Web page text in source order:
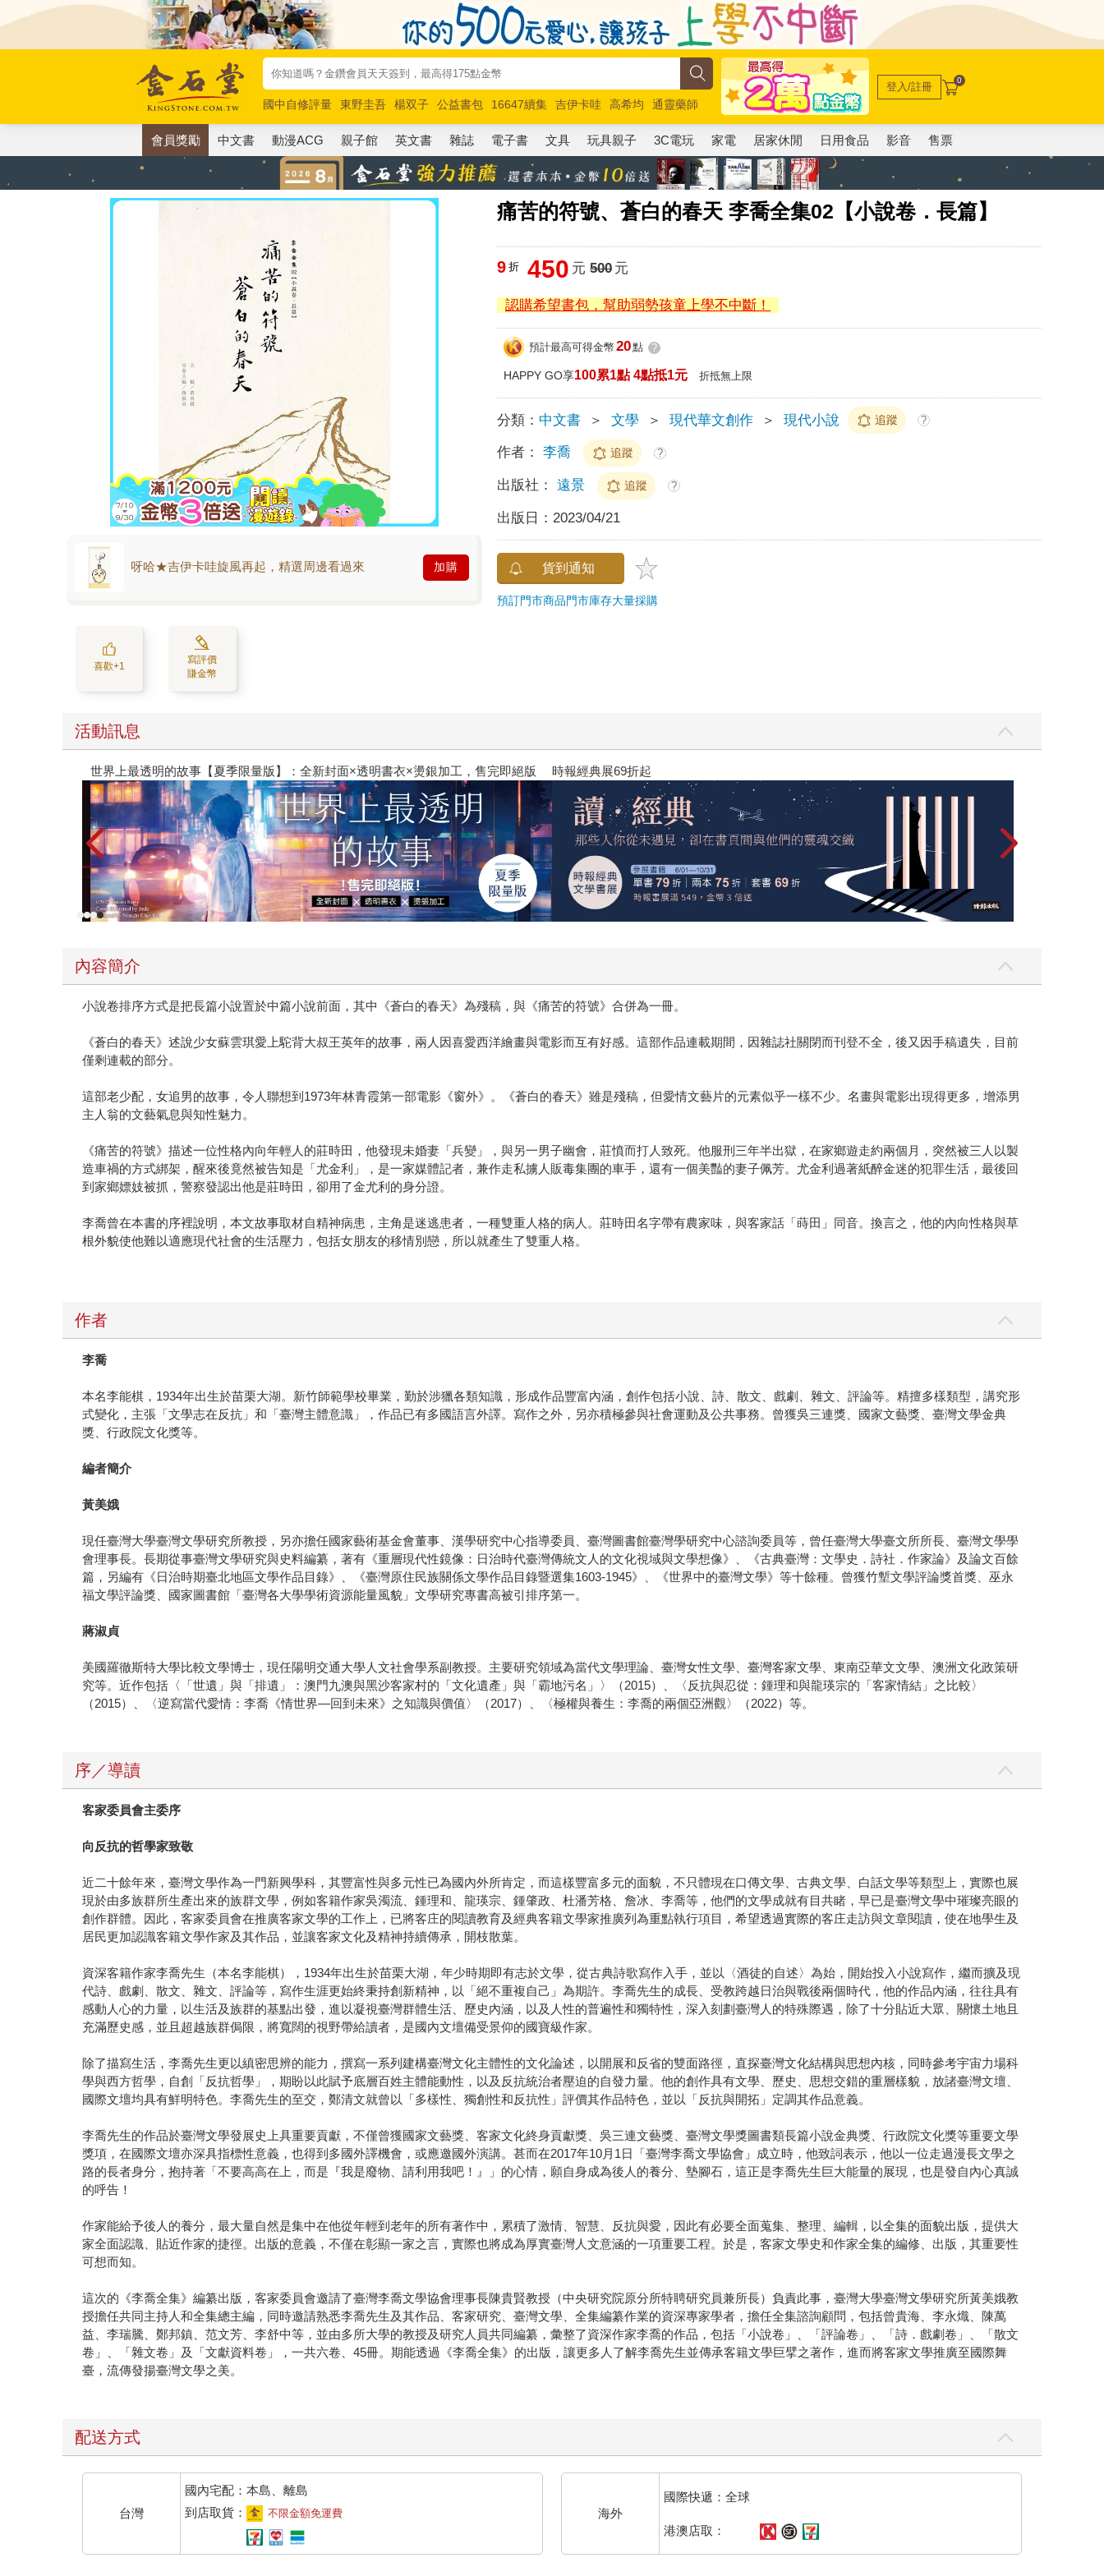
國中自修評量 東野圭吾 楊双子 公益書包 16647續集 吉伊卡哇 高希均
通靈藥師
唯紅花綻放
奧德賽 路邊攤新作 馬斯克 玩具總動員5 超慢跑
登入/註冊 0
會員獎勵 中文書 動漫ACG 親子館 英文書 雜誌 電子書 文具 玩具親子 3C電玩 家電 居家休閒 日用食品 影音 售票
痛苦的符號、蒼白的春天 李喬全集02【小說卷．長篇】
呀哈★吉伊卡哇旋風再起，精選周邊看過來 加購
喜歡+1
寫評價
賺金幣
9 折 450 元 500元
認購希望書包，幫助弱勢孩童上學不中斷！
預計最高可得金幣 20點 ?
HAPPY GO享100累1點 4點抵1元 折抵無上限
分類： 中文書 ＞ 文學 ＞ 現代華文創作 ＞ 現代小說 追蹤 ?
作者： 李喬 追蹤 ?
出版社： 遠景 追蹤 ?
出版日： 2023/04/21
貨到通知
預訂門市商品門市庫存大量採購
活動訊息
世界上最透明的故事【夏季限量版】：全新封面×透明書衣×燙銀加工，售完即絕版 時報經典展69折起
內容簡介
小說卷排序方式是把長篇小說置於中篇小說前面，其中《蒼白的春天》為殘稿，與《痛苦的符號》合併為一冊。
《蒼白的春天》述說少女蘇雲琪愛上駝背大叔王英年的故事，兩人因喜愛西洋繪畫與電影而互有好感。這部作品連載期間，因雜誌社關閉而刊登不全，後又因手稿遺失，目前
僅剩連載的部分。
這部老少配，女追男的故事，令人聯想到1973年林青霞第一部電影《窗外》。《蒼白的春天》雖是殘稿，但愛情文藝片的元素似乎一樣不少。名畫與電影出現得更多，增添男
主人翁的文藝氣息與知性魅力。
《痛苦的符號》描述一位性格內向年輕人的莊時田，他發現未婚妻「兵變」，與另一男子幽會，莊憤而打人致死。他服刑三年半出獄，在家鄉遊走約兩個月，突然被三人以製
造車禍的方式綁架，醒來後竟然被告知是「尤金利」，是一家媒體記者，兼作走私擄人販毒集團的車手，還有一個美豔的妻子佩芳。尤金利過著紙醉金迷的犯罪生活，最後回
到家鄉嫖妓被抓，警察發認出他是莊時田，卻用了金尤利的身分證。
李喬曾在本書的序裡說明，本文故事取材自精神病患，主角是迷逃患者，一種雙重人格的病人。莊時田名字帶有農家味，與客家話「蒔田」同音。換言之，他的內向性格與草
根外貌使他難以適應現代社會的生活壓力，包括女朋友的移情別戀，所以就產生了雙重人格。
作者
李喬
本名李能棋，1934年出生於苗栗大湖。新竹師範學校畢業，勤於涉獵各類知識，形成作品豐富內涵，創作包括小說、詩、散文、戲劇、雜文、評論等。精擅多樣類型，講究形
式變化，主張「文學志在反抗」和「臺灣主體意識」，作品已有多國語言外譯。寫作之外，另亦積極參與社會運動及公共事務。曾獲吳三連獎、國家文藝獎、臺灣文學金典
獎、行政院文化獎等。
編者簡介
黃美娥
現任臺灣大學臺灣文學研究所教授，另亦擔任國家藝術基金會董事、漢學研究中心指導委員、臺灣圖書館臺灣學研究中心諮詢委員等，曾任臺灣大學臺文所所長、臺灣文學學
會理事長。長期從事臺灣文學研究與史料編纂，著有《重層現代性鏡像：日治時代臺灣傳統文人的文化視域與文學想像》、《古典臺灣：文學史．詩社．作家論》及論文百餘
篇，另編有《日治時期臺北地區文學作品目錄》、《臺灣原住民族關係文學作品目錄暨選集1603-1945》、《世界中的臺灣文學》等十餘種。曾獲竹塹文學評論獎首獎、巫永
福文學評論獎、國家圖書館「臺灣各大學學術資源能量風貌」文學研究專書高被引排序第一。
蔣淑貞
美國羅徹斯特大學比較文學博士，現任陽明交通大學人文社會學系副教授。主要研究領域為當代文學理論、臺灣女性文學、臺灣客家文學、東南亞華文文學、澳洲文化政策研
究等。近作包括〈「世遺」與「排遺」：澳門九澳與黑沙客家村的「文化遺產」與「霸地污名」〉（2015）、〈反抗與忍從：鍾理和與龍瑛宗的「客家情結」之比較〉
（2015）、〈逆寫當代愛情：李喬《情世界—回到未來》之知識與價值〉（2017）、〈極權與養生：李喬的兩個亞洲觀〉（2022）等。
序／導讀
客家委員會主委序
向反抗的哲學家致敬
近二十餘年來，臺灣文學作為一門新興學科，其豐富性與多元性已為國內外所肯定，而這樣豐富多元的面貌，不只體現在口傳文學、古典文學、白話文學等類型上，實際也展
現於由多族群所生產出來的族群文學，例如客籍作家吳濁流、鍾理和、龍瑛宗、鍾肇政、杜潘芳格、詹冰、李喬等，他們的文學成就有目共睹，早已是臺灣文學中璀璨亮眼的
創作群體。因此，客家委員會在推廣客家文學的工作上，已將客庄的閱讀教育及經典客籍文學家推廣列為重點執行項目，希望透過實際的客庄走訪與文章閱讀，使在地學生及
居民更加認識客籍文學作家及其作品，並讓客家文化及精神持續傳承，開枝散葉。
資深客籍作家李喬先生（本名李能棋），1934年出生於苗栗大湖，年少時期即有志於文學，從古典詩歌寫作入手，並以〈酒徒的自述〉為始，開始投入小說寫作，繼而擴及現
代詩、戲劇、散文、雜文、評論等，寫作生涯更始終秉持創新精神，以「絕不重複自己」為期許。李喬先生的成長、受教跨越日治與戰後兩個時代，他的作品內涵，往往具有
感動人心的力量，以生活及族群的基點出發，進以凝視臺灣群體生活、歷史內涵，以及人性的普遍性和獨特性，深入刻劃臺灣人的特殊際遇，除了十分貼近大眾、關懷土地且
充滿歷史感，並且超越族群侷限，將寬闊的視野帶給讀者，是國內文壇備受景仰的國寶級作家。
除了描寫生活，李喬先生更以縝密思辨的能力，撰寫一系列建構臺灣文化主體性的文化論述，以開展和反省的雙面路徑，直探臺灣文化結構與思想內核，同時參考宇宙力場科
學與西方哲學，自創「反抗哲學」，期盼以此賦予底層百姓主體能動性，以及反抗統治者壓迫的自發力量。他的創作具有文學、歷史、思想交錯的重層樣貌，放諸臺灣文壇、
國際文壇均具有鮮明特色。李喬先生的至交，鄭清文就曾以「多樣性、獨創性和反抗性」評價其作品特色，並以「反抗與開拓」定調其作品意義。
李喬先生的作品於臺灣文學發展史上具重要貢獻，不僅曾獲國家文藝獎、客家文化終身貢獻獎、吳三連文藝獎、臺灣文學獎圖書類長篇小說金典獎、行政院文化獎等重要文學
獎項，在國際文壇亦深具指標性意義，也得到多國外譯機會，或應邀國外演講。甚而在2017年10月1日「臺灣李喬文學協會」成立時，他致詞表示，他以一位走過漫長文學之
路的長者身分，抱持著「不要高高在上，而是『我是廢物、請利用我吧！』」的心情，願自身成為後人的養分、墊腳石，這正是李喬先生巨大能量的展現，也是發自內心真誠
的呼告！
作家能給予後人的養分，最大量自然是集中在他從年輕到老年的所有著作中，累積了激情、智慧、反抗與愛，因此有必要全面蒐集、整理、編輯，以全集的面貌出版，提供大
家全面認識、貼近作家的捷徑。出版的意義，不僅在彰顯一家之言，實際也將成為厚實臺灣人文意涵的一項重要工程。於是，客家文學史和作家全集的編修、出版，其重要性
可想而知。
這次的《李喬全集》編纂出版，客家委員會邀請了臺灣李喬文學協會理事長陳貴賢教授（中央研究院原分所特聘研究員兼所長）負責此事，臺灣大學臺灣文學研究所黃美娥教
授擔任共同主持人和全集總主編，同時邀請熟悉李喬先生及其作品、客家研究、臺灣文學、全集編纂作業的資深專家學者，擔任全集諮詢顧問，包括曾貴海、李永熾、陳萬
益、李瑞騰、鄭邦鎮、范文芳、李舒中等，並由多所大學的教授及研究人員共同編纂，彙整了資深作家李喬的作品，包括「小說卷」、「評論卷」、「詩．戲劇卷」、「散文
卷」、「雜文卷」及「文獻資料卷」，一共六卷、45冊。期能透過《李喬全集》的出版，讓更多人了解李喬先生並傳承客籍文學巨擘之著作，進而將客家文學推廣至國際舞
臺，流傳發揚臺灣文學之美。
配送方式
台灣
國內宅配：本島、離島
到店取貨：
不限金額免運費 海外
國際快遞：全球
港澳店取：